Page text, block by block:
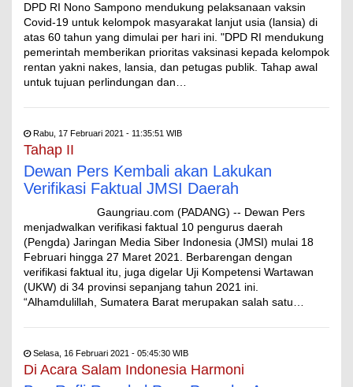
DPD RI Nono Sampono mendukung pelaksanaan vaksin
Covid-19 untuk kelompok masyarakat lanjut usia (lansia) di
atas 60 tahun yang dimulai per hari ini. "DPD RI mendukung
pemerintah memberikan prioritas vaksinasi kepada kelompok
rentan yakni nakes, lansia, dan petugas publik. Tahap awal
untuk tujuan perlindungan dan…
Rabu, 17 Februari 2021 - 11:35:51 WIB
Tahap II
Dewan Pers Kembali akan Lakukan
Verifikasi Faktual JMSI Daerah
Gaungriau.com (PADANG) -- Dewan Pers
menjadwalkan verifikasi faktual 10 pengurus daerah
(Pengda) Jaringan Media Siber Indonesia (JMSI) mulai 18
Februari hingga 27 Maret 2021. Berbarengan dengan
verifikasi faktual itu, juga digelar Uji Kompetensi Wartawan
(UKW) di 34 provinsi sepanjang tahun 2021 ini.
“Alhamdulillah, Sumatera Barat merupakan salah satu…
Selasa, 16 Februari 2021 - 05:45:30 WIB
Di Acara Salam Indonesia Harmoni